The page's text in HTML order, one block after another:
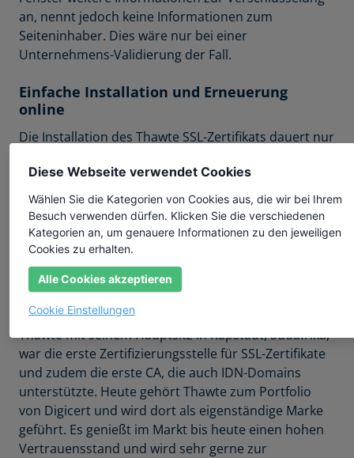
an, nennt jedoch keine Informationen zum
Seiteninhaber. Dies wäre nur bei einer
Unternehmens-Validierung der Fall.
Einfache Installation und Erneuerung
online
Die Installation des Thawte SSL-Zertifikats dauert nur
Browser öffnen und das geschlossene
Vorhängeschloss sehen, das Ihnen anzeigt, dass Ihre
Webseite nun durch das SSL-Zertifikat geschützt
wird. Durch unsere rechtzeitig mitgeteilten
Erinnerungen zur Erneuerung bleiben Ihre
Webseiten ohne Unterbrechung sicher.
Über Thawte
Thawte mit seinem Hauptsitz in Kapstadt, Südafrika,
war die erste Zertifizierungsstelle für SSL-Zertifikate
und zudem die erste CA, die auch IDN-Domains
unterstützte. Heute gehört Thawte zum Portfolio
von Digicert und wird dort als eigenständige Marke
geführt. Es genießt im Markt bis heute einen hohen
Vertrauensstand und wird sehr gerne zur
Diese Webseite verwendet Cookies
Wählen Sie die Kategorien von Cookies aus, die wir bei Ihrem
Besuch verwenden dürfen. Klicken Sie die verschiedenen
Kategorien an, um genauere Informationen zu den jeweiligen
Cookies zu erhalten.
Alle Cookies akzeptieren
Cookie Einstellungen